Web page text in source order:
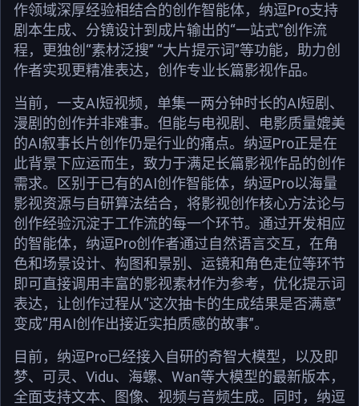
作领域深厚经验相结合的创作智能体，纳逗Pro支持
剧本生成、分镜设计到成片输出的“一站式”创作流
程，更独创“素材泛搜” “大片提示词”等功能，助力创
作者实现更精准表达，创作专业长篇影视作品。
当前，一支AI短视频，单集一两分钟时长的AI短剧、
漫剧的创作并非难事。但能与电视剧、电影质量媲美
的AI叙事长片创作仍是行业的痛点。纳逗Pro正是在
此背景下应运而生，致力于满足长篇影视作品的创作
需求。区别于已有的AI创作智能体，纳逗Pro以海量
影视资源与自研算法结合，将影视创作核心方法论与
创作经验沉淀于工作流的每一个环节。通过开发相应
的智能体，纳逗Pro创作者通过自然语言交互，在角
色和场景设计、构图和景别、运镜和角色走位等环节
即可直接调用丰富的影视素材作为参考，优化提示词
表达，让创作过程从“这次抽卡的生成结果是否满意”
变成“用AI创作出接近实拍质感的故事”。
目前，纳逗Pro已经接入自研的奇智大模型，以及即
梦、可灵、Vidu、海螺、Wan等大模型的最新版本，
全面支持文本、图像、视频与音频生成。同时，纳逗